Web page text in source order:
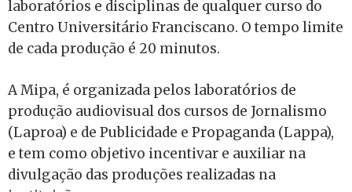
laboratórios e disciplinas de qualquer curso do
Centro Universitário Franciscano. O tempo limite
de cada produção é 20 minutos.
A Mipa, é organizada pelos laboratórios de
produção audiovisual dos cursos de Jornalismo
(Laproa) e de Publicidade e Propaganda (Lappa),
e tem como objetivo incentivar e auxiliar na
divulgação das produções realizadas na